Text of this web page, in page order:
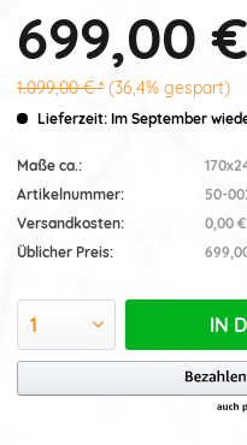
699,00
1.099,00 € * (36,4% gespart)
Lieferzeit: Im September
Maße ca.:
Artikelnummer:
50-
Versandkosten:
0,00 €
Üblicher Preis:
IN